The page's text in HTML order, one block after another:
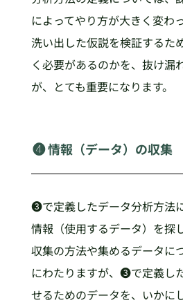
によってやり方が大きく変わ
洗い出した仮説を検証するた
く必要があるのかを、抜け漏
が、とても重要になります。
❹ 情報（データ）の収集
❸で定義したデータ分析方法
情報（使用するデータ）を探
収集の方法や集めるデータに
にわたりますが、❸で定義し
せるためのデータを、いかに